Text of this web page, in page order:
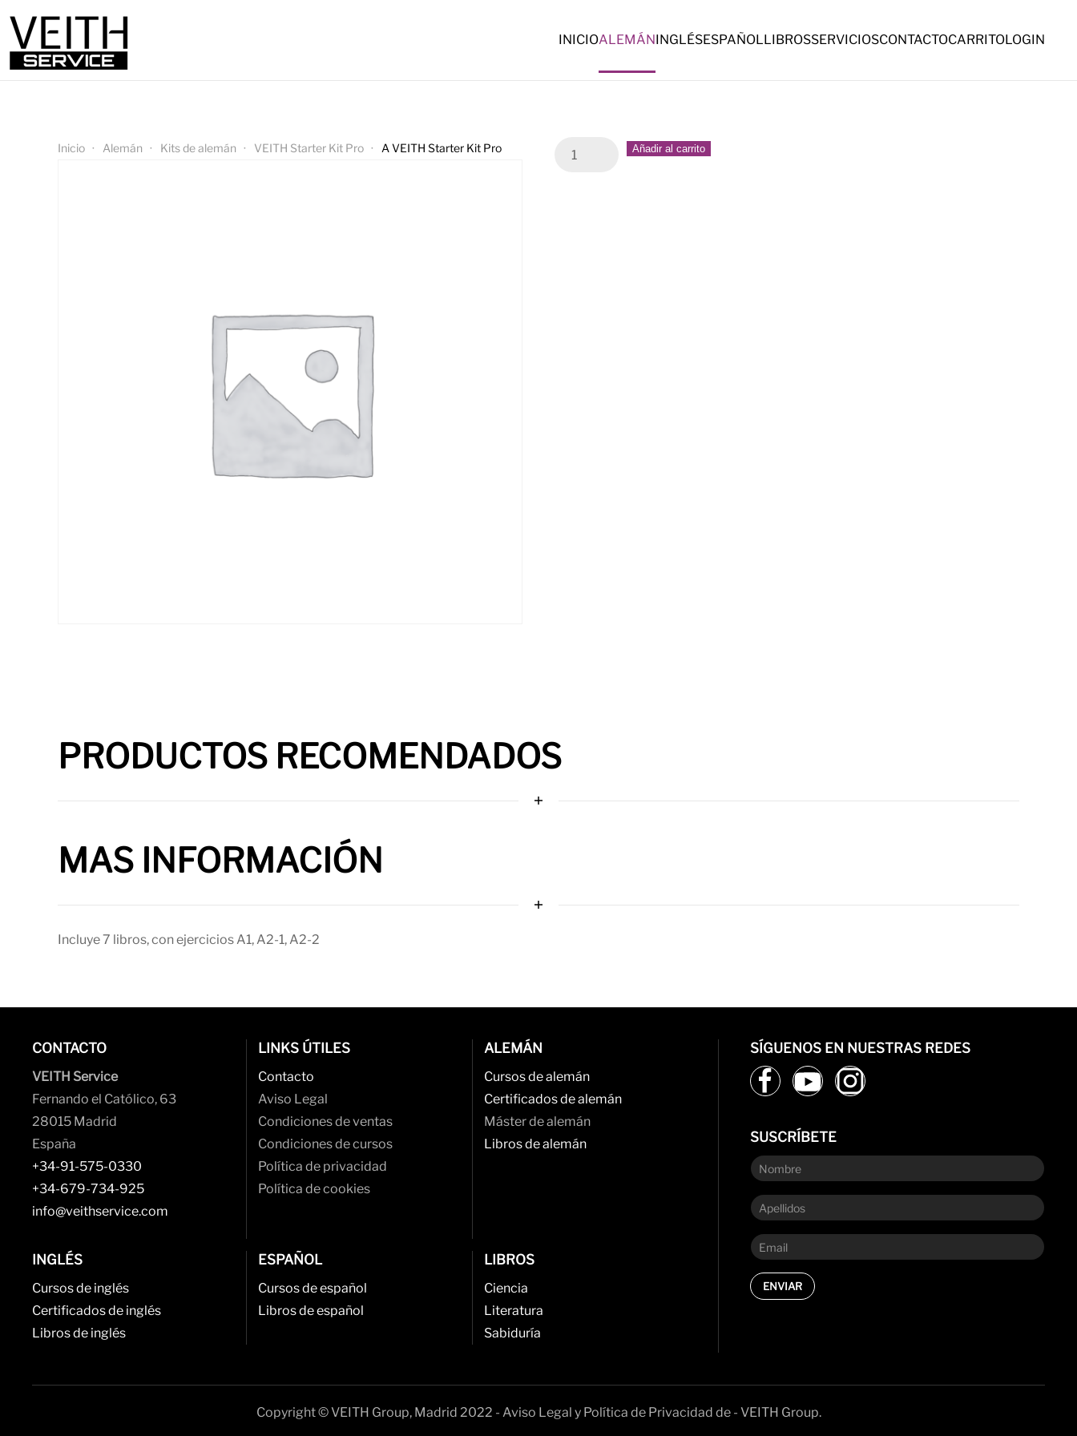
INICIOALEMÁNINGLÉSESPAÑOLLIBROSSERVICIOSCONTACTOCARRITOLOGIN
Inicio Alemán Kits de alemán VEITH Starter Kit Pro A VEITH Starter Kit Pro Añadir al carrito
PRODUCTOS RECOMENDADOS
MAS INFORMACIÓN
Incluye 7 libros, con ejercicios A1, A2-1, A2-2
CONTACTO
VEITH Service
Fernando el Católico, 63
28015 Madrid
España
+34-91-575-0330
+34-679-734-925
info@veithservice.com
LINKS ÚTILES
Contacto
Aviso Legal
Condiciones de ventas
Condiciones de cursos
Política de privacidad
Política de cookies
ALEMÁN
Cursos de alemán
Certificados de alemán
Máster de alemán
Libros de alemán
INGLÉS
Cursos de inglés
Certificados de inglés
Libros de inglés
ESPAÑOL
Cursos de español
Libros de español
LIBROS
Ciencia
Literatura
Sabiduría
SÍGUENOS EN NUESTRAS REDES
SUSCRÍBETE
ENVIAR
Copyright © VEITH Group, Madrid 2022 - Aviso Legal y Política de Privacidad de - VEITH Group.